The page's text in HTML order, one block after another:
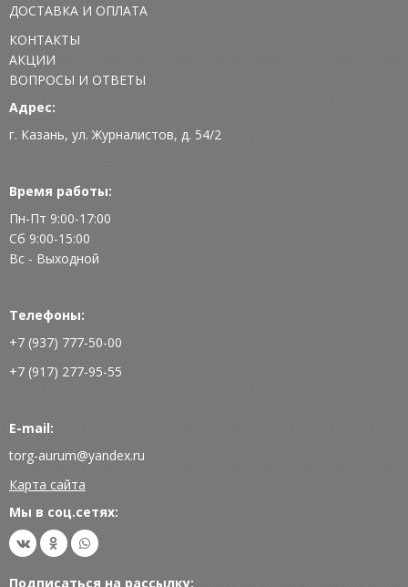
ДОСТАВКА И ОПЛАТА
КОНТАКТЫ
АКЦИИ
ВОПРОСЫ И ОТВЕТЫ
Адрес:
г. Казань, ул. Журналистов, д. 54/2
Время работы:
Пн-Пт 9:00-17:00
Сб 9:00-15:00
Вс - Выходной
Телефоны:
+7 (937) 777-50-00
+7 (917) 277-95-55
E-mail:
torg-aurum@yandex.ru
Карта сайта
Мы в соц.сетях:
Подписаться на рассылку: